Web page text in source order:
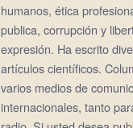
humanos, ética
publica, corrupción y
expresión. Ha escrito
artículos científicos.
varios medios de
internacionales, tanto